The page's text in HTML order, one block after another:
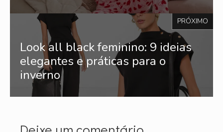
PRÓXIMO
Look all black feminino: 9 ideias
elegantes e práticas para o
inverno